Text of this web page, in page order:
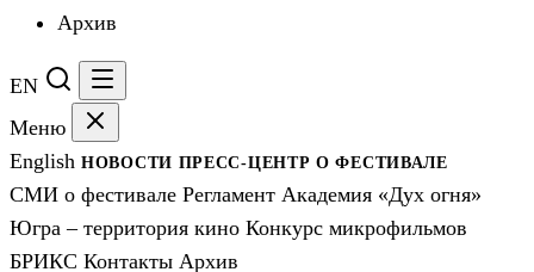
Архив
EN
Меню
English НОВОСТИ ПРЕСС-ЦЕНТРО ФЕСТИВАЛЕ
СМИ о фестивале Регламент Академия «Дух огня»
Югра – территория кино Конкурс микрофильмов
БРИКС Контакты Архив